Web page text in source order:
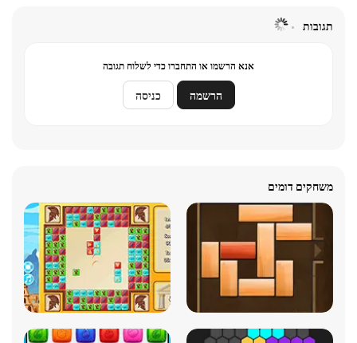
תגובות
אנא הרשמו או התחברו כדי לשלוח תגובה
הרשמה כניסה
משחקים דומים